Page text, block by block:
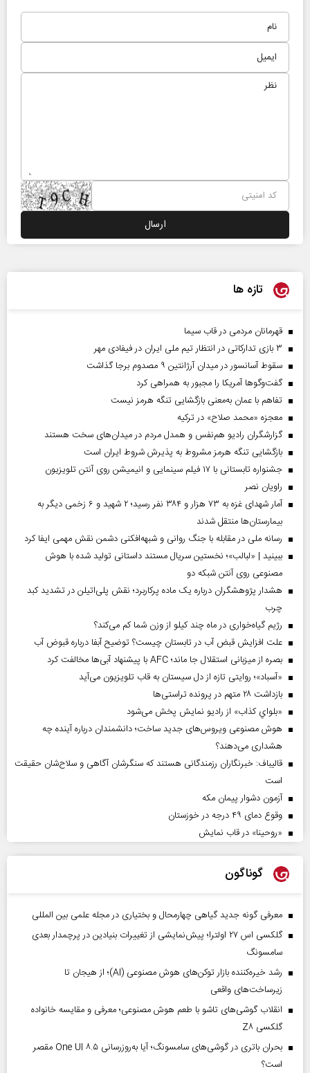
تازه ها
قهرمانان مردمی در قاب سیما
۳ بازی تدارکاتی در انتظار تیم ملی ایران در فیفادی مهر
سقوط آسانسور در میدان آرژانتین ۹ مصدوم برجا گذاشت
گفت‌وگوها آمریکا را مجبور به همراهی کرد
تفاهم با عمان به‌معنی بازگشایی تنگه هرمز نیست
معجزه «محمد صلاح» در ترکیه
گزارشگران رادیو هم‌نفس و همدل مردم در میدان‌های سخت هستند
بازگشایی تنگه هرمز مشروط به پذیرش شروط ایران است
جشنواره تابستانی با ۱۷ فیلم سینمایی و انیمیشن روی آنتن تلویزیون
راویان نصر
آمار شهدای غزه به ۷۳ هزار و ۳۸۴ نفر رسید؛ ۲ شهید و ۶ زخمی دیگر به
بیمارستان‌ها منتقل شدند
رسانه ملی در مقابله با جنگ روانی و شبهه‌افکنی دشمن نقش مهمی ایفا کرد
ببینید | «لبالب»؛ نخستین سریال مستند داستانی تولید شده با هوش
مصنوعی روی آنتن شبکه دو
هشدار پژوهشگران درباره یک ماده پرکاربرد؛ نقش پلی‌اتیلن در تشدید کبد
چرب
رژیم گیاه‌خواری در ماه چند کیلو از وزن شما کم می‌کند؟
علت افزایش قبض آب در تابستان چیست؟ توضیح آبفا درباره قبوض آب
بصره از میزبانی استقلال جا ماند؛ AFC با پیشنهاد آبی‌ها مخالفت کرد
«آسباد»؛ روایتی تازه از دل سیستان به قاب تلویزیون می‌آید
بازداشت ۲۸ متهم در پرونده تراستی‌ها
«بلواي کذاب» از رادیو نمایش پخش می‌شود
هوش مصنوعی ویروس‌های جدید ساخت؛ دانشمندان درباره آینده چه
هشداری می‌دهند؟
قالیباف: خبرنگاران رزمندگانی هستند که سنگرشان آگاهی و سلاح‌شان حقیقت
است
آزمون دشوار پیمان مکه
وقوع دمای ۴۹ درجه در خوزستان
«روحینا» در قاب نمایش
گوناگون
معرفی گونه جدید گیاهی چهارمحال و بختیاری در مجله علمی بین المللی
گلکسی اس ۲۷ اولترا؛ پیش‌نمایشی از تغییرات بنیادین در پرچمدار بعدی
سامسونگ
رشد خیره‌کننده بازار توکن‌های هوش مصنوعی (AI)؛ از هیجان تا
زیرساخت‌های واقعی
انقلاب گوشی‌های تاشو‌ با طعم هوش مصنوعی؛ معرفی و مقایسه خانواده
گلکسی Z۸
بحران باتری در گوشی‌های سامسونگ؛ آیا به‌روزرسانی One UI ۸.۵ مقصر
است؟